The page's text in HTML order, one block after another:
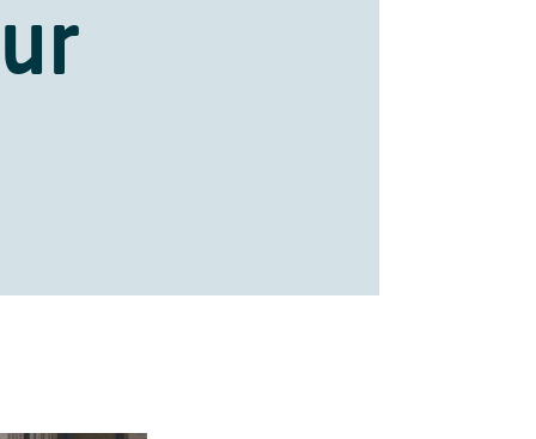
en dienstverlening
meer over.